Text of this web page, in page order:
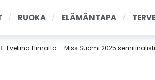
RUOKA ELÄMÄNTAPA
Eveliina Liimatta – Miss Suomi 2025 semifinalisti